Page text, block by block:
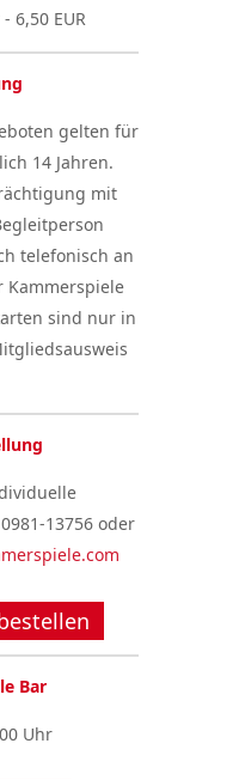
6,50 EUR
gelten für
14 Jahren.
mit
telefonisch an
Kammerspiele
sind nur in
13756 oder
Bar
Uhr